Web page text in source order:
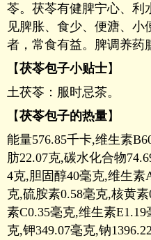
苓。茯苓有健脾宁心、利
见脾胀、食少、便溏、小
者，常食有益。脾调养药
【茯苓包子小贴士】
土茯苓：服时忌茶。
【茯苓包子的热量】
能量576.85千卡,维生素
肪22.07克,碳水化合物
4克,胆固醇40毫克,维生素
克,硫胺素0.58毫克,核黄
素C0.35毫克,维生素
克,钾349.07毫克,钠